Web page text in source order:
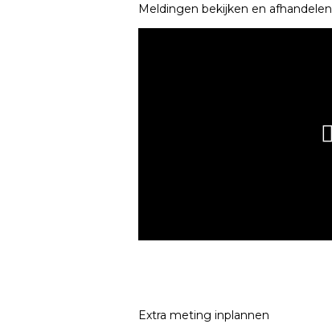
Meldingen bekijken en afhandelen
Extra meting inplannen